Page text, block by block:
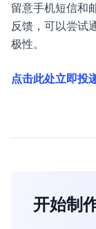
留意手机短信和
反馈，可以尝试
极性。
点击此处立即投
开始制